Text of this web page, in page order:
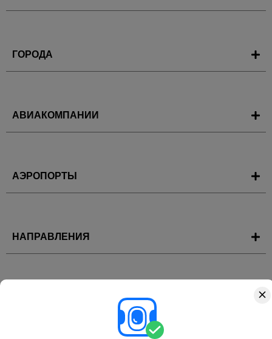
ГОРОДА
АВИАКОМПАНИИ
АЭРОПОРТЫ
НАПРАВЛЕНИЯ